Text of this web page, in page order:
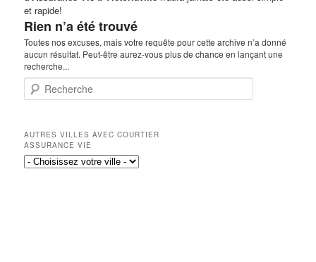
et rapide!
Rien n’a été trouvé
Toutes nos excuses, mais votre requête pour cette archive n’a donné
aucun résultat. Peut-être aurez-vous plus de chance en lançant une
recherche...
Recherche
AUTRES VILLES AVEC COURTIER
ASSURANCE VIE